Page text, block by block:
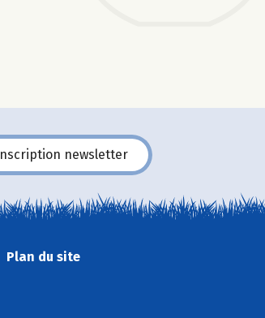
Inscription newsletter
Plan du site